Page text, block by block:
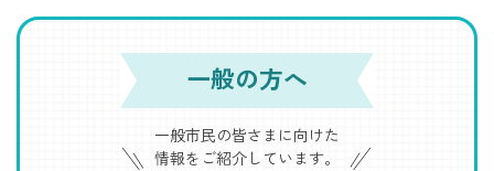
ー
一般の方へ
一般市民の皆さまに向けた
情報をご紹介しています。